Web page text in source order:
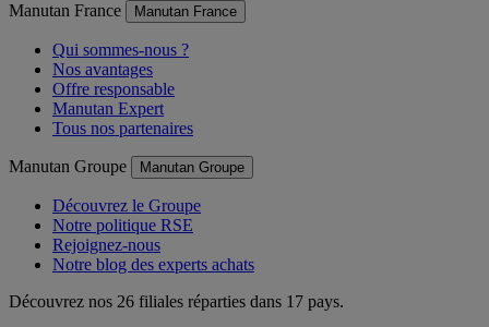
Manutan France Manutan France
Qui sommes-nous ?
Nos avantages
Offre responsable
Manutan Expert
Tous nos partenaires
Manutan Groupe Manutan Groupe
Découvrez le Groupe
Notre politique RSE
Rejoignez-nous
Notre blog des experts achats
Découvrez nos 26 filiales réparties dans 17 pays.